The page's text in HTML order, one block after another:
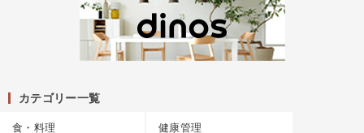
カテゴリー一覧
食・料理 健康管理